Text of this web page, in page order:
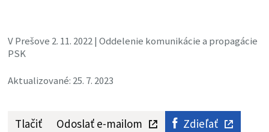
V Prešove 2. 11. 2022 | Oddelenie komunikácie a propagácie
PSK
Aktualizované: 25. 7. 2023
Tlačiť Odoslať e-mailom Zdieľať